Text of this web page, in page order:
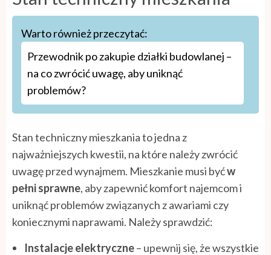
Warto również przeczytać:
Przewodnik po zakupie działki budowlanej –
na co zwrócić uwagę, aby uniknąć
problemów?
Stan techniczny mieszkania to jedna z
najważniejszych kwestii, na które należy zwrócić
uwagę przed wynajmem. Mieszkanie musi byćw
pełni sprawne, aby zapewnić komfort najemcom i
uniknąć problemów związanych z awariami czy
koniecznymi naprawami. Należy sprawdzić:
Instalacje elektryczne– upewnij się, że wszystkie